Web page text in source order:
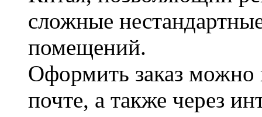
сложные
помещений.
Оформить заказ можно
почте, а также через